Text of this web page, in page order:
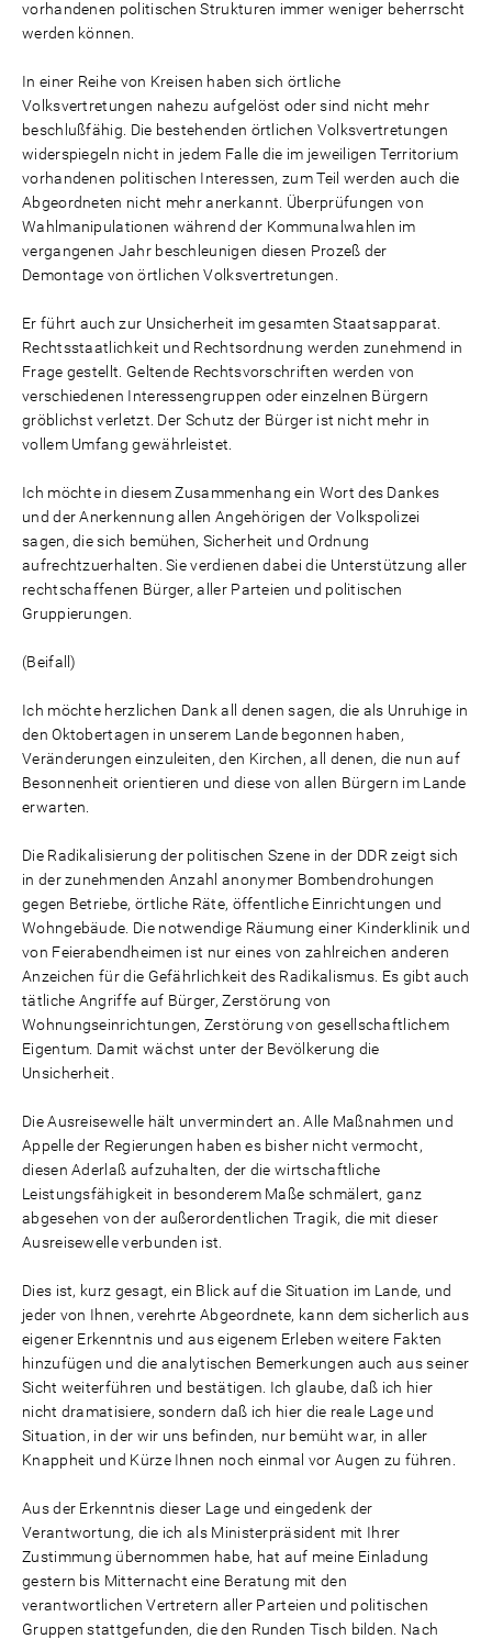
vorhandenen politischen Strukturen immer weniger beherrscht
werden können.
In einer Reihe von Kreisen haben sich örtliche
Volksvertretungen nahezu aufgelöst oder sind nicht mehr
beschlußfähig. Die bestehenden örtlichen Volksvertretungen
widerspiegeln nicht in jedem Falle die im jeweiligen Territorium
vorhandenen politischen Interessen, zum Teil werden auch die
Abgeordneten nicht mehr anerkannt. Überprüfungen von
Wahlmanipulationen während der Kommunalwahlen im
vergangenen Jahr beschleunigen diesen Prozeß der
Demontage von örtlichen Volksvertretungen.
Er führt auch zur Unsicherheit im gesamten Staatsapparat.
Rechtsstaatlichkeit und Rechtsordnung werden zunehmend in
Frage gestellt. Geltende Rechtsvorschriften werden von
verschiedenen Interessengruppen oder einzelnen Bürgern
gröblichst verletzt. Der Schutz der Bürger ist nicht mehr in
vollem Umfang gewährleistet.
Ich möchte in diesem Zusammenhang ein Wort des Dankes
und der Anerkennung allen Angehörigen der Volkspolizei
sagen, die sich bemühen, Sicherheit und Ordnung
aufrechtzuerhalten. Sie verdienen dabei die Unterstützung aller
rechtschaffenen Bürger, aller Parteien und politischen
Gruppierungen.
(Beifall)
Ich möchte herzlichen Dank all denen sagen, die als Unruhige in
den Oktobertagen in unserem Lande begonnen haben,
Veränderungen einzuleiten, den Kirchen, all denen, die nun auf
Besonnenheit orientieren und diese von allen Bürgern im Lande
erwarten.
Die Radikalisierung der politischen Szene in der DDR zeigt sich
in der zunehmenden Anzahl anonymer Bombendrohungen
gegen Betriebe, örtliche Räte, öffentliche Einrichtungen und
Wohngebäude. Die notwendige Räumung einer Kinderklinik und
von Feierabendheimen ist nur eines von zahlreichen anderen
Anzeichen für die Gefährlichkeit des Radikalismus. Es gibt auch
tätliche Angriffe auf Bürger, Zerstörung von
Wohnungseinrichtungen, Zerstörung von gesellschaftlichem
Eigentum. Damit wächst unter der Bevölkerung die
Unsicherheit.
Die Ausreisewelle hält unvermindert an. Alle Maßnahmen und
Appelle der Regierungen haben es bisher nicht vermocht,
diesen Aderlaß aufzuhalten, der die wirtschaftliche
Leistungsfähigkeit in besonderem Maße schmälert, ganz
abgesehen von der außerordentlichen Tragik, die mit dieser
Ausreisewelle verbunden ist.
Dies ist, kurz gesagt, ein Blick auf die Situation im Lande, und
jeder von Ihnen, verehrte Abgeordnete, kann dem sicherlich aus
eigener Erkenntnis und aus eigenem Erleben weitere Fakten
hinzufügen und die analytischen Bemerkungen auch aus seiner
Sicht weiterführen und bestätigen. Ich glaube, daß ich hier
nicht dramatisiere, sondern daß ich hier die reale Lage und
Situation, in der wir uns befinden, nur bemüht war, in aller
Knappheit und Kürze Ihnen noch einmal vor Augen zu führen.
Aus der Erkenntnis dieser Lage und eingedenk der
Verantwortung, die ich als Ministerpräsident mit Ihrer
Zustimmung übernommen habe, hat auf meine Einladung
gestern bis Mitternacht eine Beratung mit den
verantwortlichen Vertretern aller Parteien und politischen
Gruppen stattgefunden, die den Runden Tisch bilden. Nach